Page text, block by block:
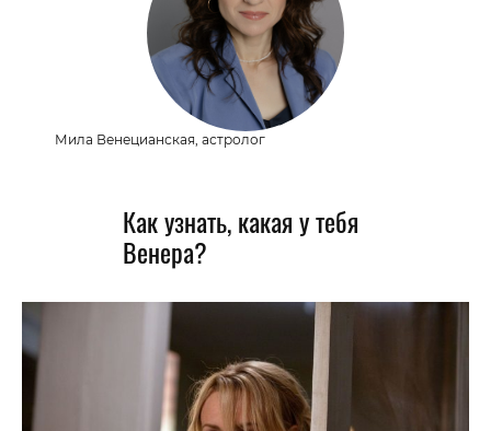
Мила Венецианская, астролог
Как узнать, какая у тебя
Венера?